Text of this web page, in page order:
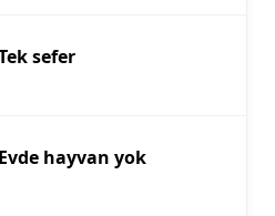
sefer
Evde hayvan yok